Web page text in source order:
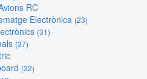
RC
Electrònica (23)
(31)
(37)
(32)